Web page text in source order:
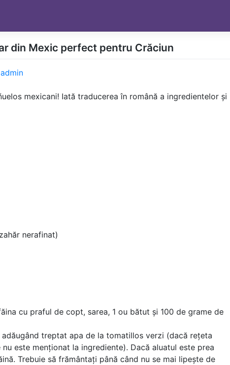
din Mexic perfect pentru Crăciun
admin
mexicani! Iată traducerea în română a ingredientelor și
nerafinat)
cu praful de copt, sarea, 1 ou bătut și 100 de grame de
treptat apa de la tomatillos verzi (dacă rețeta
este menționat la ingrediente). Dacă aluatul este prea
Trebuie să frământați până când nu se mai lipește de